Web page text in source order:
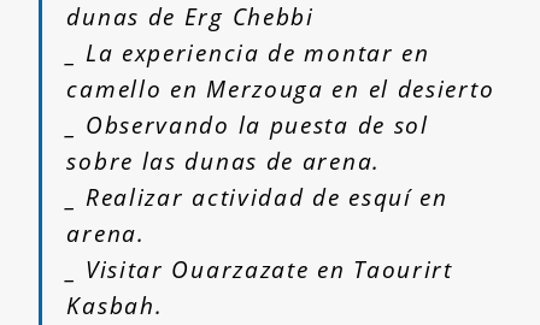
dunas de Erg Chebbi
_ La experiencia de montar en
camello en Merzouga en el desierto
_ Observando la puesta de sol
sobre las dunas de arena.
_ Realizar actividad de esquí en
arena.
_ Visitar Ouarzazate en Taourirt
Kasbah.